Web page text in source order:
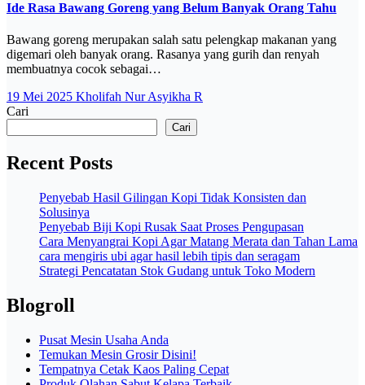
Ide Rasa Bawang Goreng yang Belum Banyak Orang Tahu
Bawang goreng merupakan salah satu pelengkap makanan yang
digemari oleh banyak orang. Rasanya yang gurih dan renyah
membuatnya cocok sebagai…
19 Mei 2025 Kholifah Nur Asyikha R
Cari
Cari
Recent Posts
Penyebab Hasil Gilingan Kopi Tidak Konsisten dan
Solusinya
Penyebab Biji Kopi Rusak Saat Proses Pengupasan
Cara Menyangrai Kopi Agar Matang Merata dan Tahan Lama
cara mengiris ubi agar hasil lebih tipis dan seragam
Strategi Pencatatan Stok Gudang untuk Toko Modern
Blogroll
Pusat Mesin Usaha Anda
Temukan Mesin Grosir Disini!
Tempatnya Cetak Kaos Paling Cepat